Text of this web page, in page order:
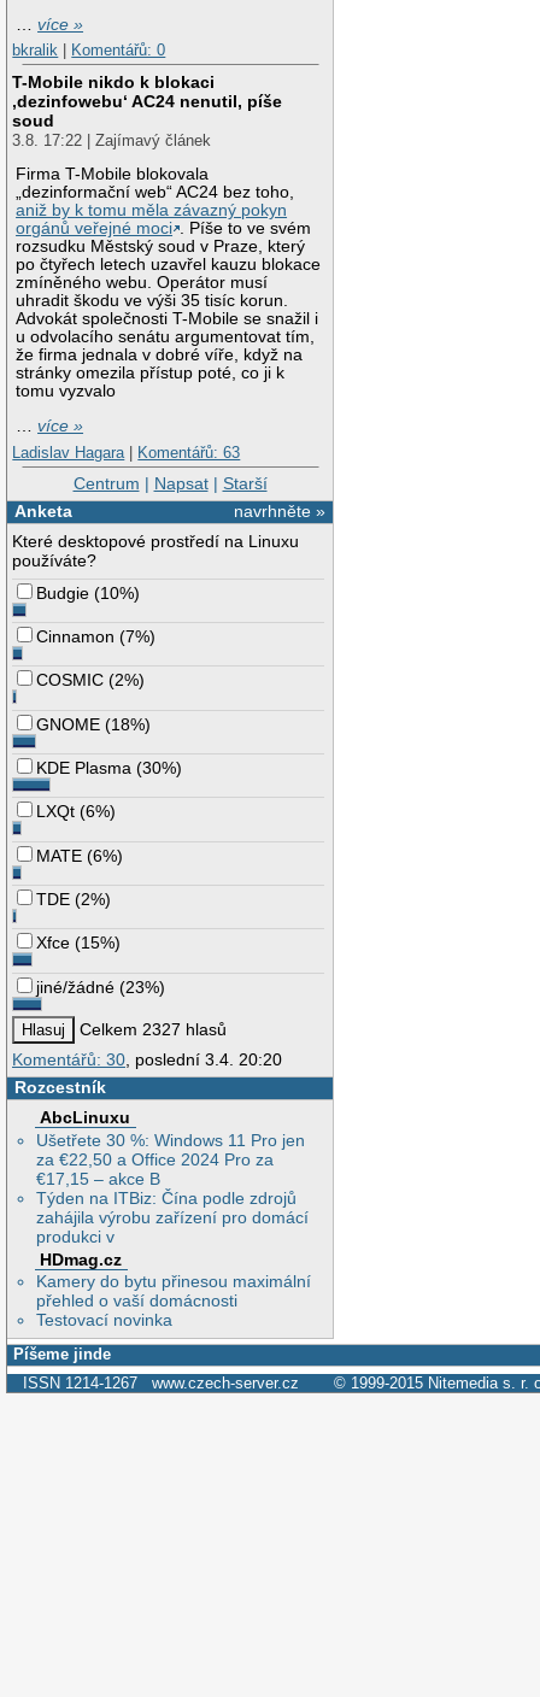
…více »
bkralik
Komentářů: 0
T-Mobile nikdo k blokaci
‚dezinfowebu‘ AC24 nenutil, píše
soud
3.8. 17:22 | Zajímavý článek
Firma T-Mobile blokovala
„dezinformační web“ AC24 bez toho,
aniž by k tomu měla závazný pokyn
orgánů veřejné moci . Píše to ve svém
rozsudku Městský soud v Praze, který
po čtyřech letech uzavřel kauzu blokace
zmíněného webu. Operátor musí
uhradit škodu ve výši 35 tisíc korun.
Advokát společnosti T-Mobile se snažil i
u odvolacího senátu argumentovat tím,
že firma jednala v dobré víře, když na
stránky omezila přístup poté, co ji k
tomu vyzvalo
…více »
Ladislav Hagara | Komentářů: 63
Centrum | Napsat| Starší
navrhněte »
Anketa
Které desktopové prostředí na Linuxu
používáte?
Budgie (10%)
Cinnamon (7%)
COSMIC (2%)
GNOME (18%)
KDE Plasma (30%)
LXQt (6%)
MATE (6%)
TDE (2%)
Xfce (15%)
jiné/žádné (23%)
Celkem 2327 hlasů
Komentářů: 30, poslední 3.4. 20:20
Rozcestník
AbcLinuxu
Ušetřete 30 %: Windows 11 Pro jen
za €22,50 a Office 2024 Pro za
€17,15 – akce B
Týden na ITBiz: Čína podle zdrojů
zahájila výrobu zařízení pro domácí
produkci v
HDmag.cz
Kamery do bytu přinesou maximální
přehled o vaší domácnosti
Testovací novinka
Píšeme jinde
ISSN 1214-1267 www.czech-server.cz © 1999-2015 Nitemedia s. r.